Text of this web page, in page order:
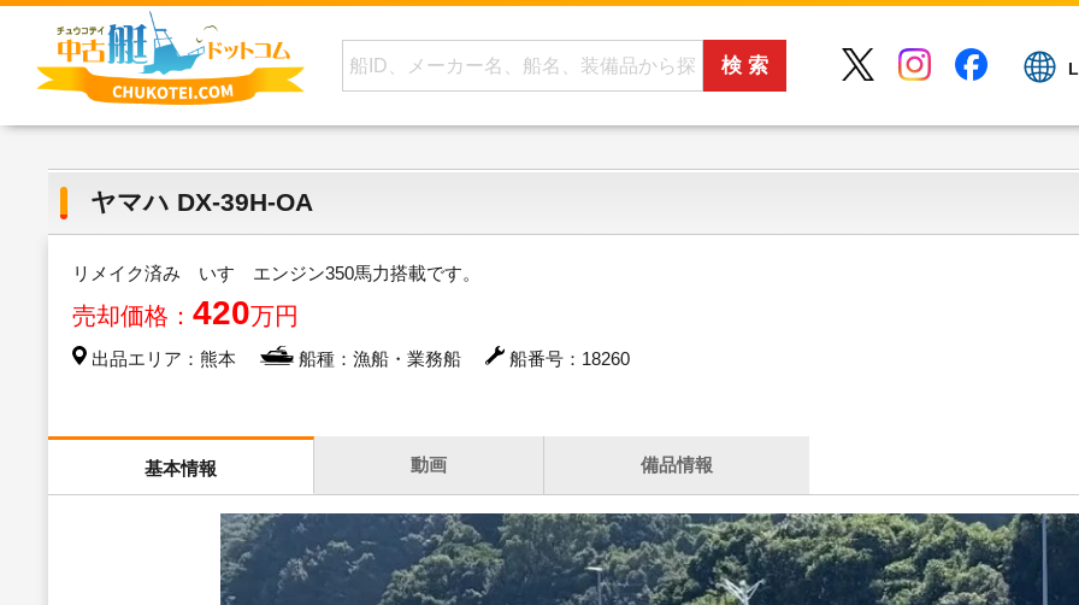
ヤマハ DX-39H-OA
リメイク済み いすゞエンジン350馬力搭載です。
売却価格：420万円
出品エリア：熊本 船種：漁船・業務船 船番号：18260
基本情報 動画 備品情報